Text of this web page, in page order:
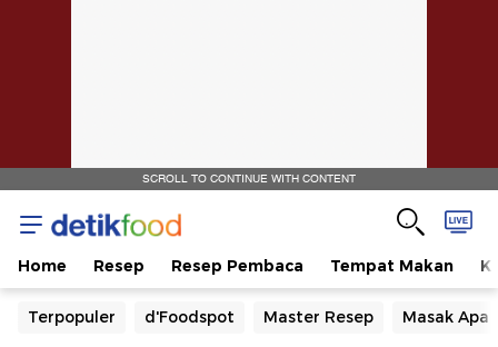
SCROLL TO CONTINUE WITH CONTENT
Home Resep Resep Pembaca Tempat Makan
Terpopuler d'Foodspot Master Resep Masak Apa